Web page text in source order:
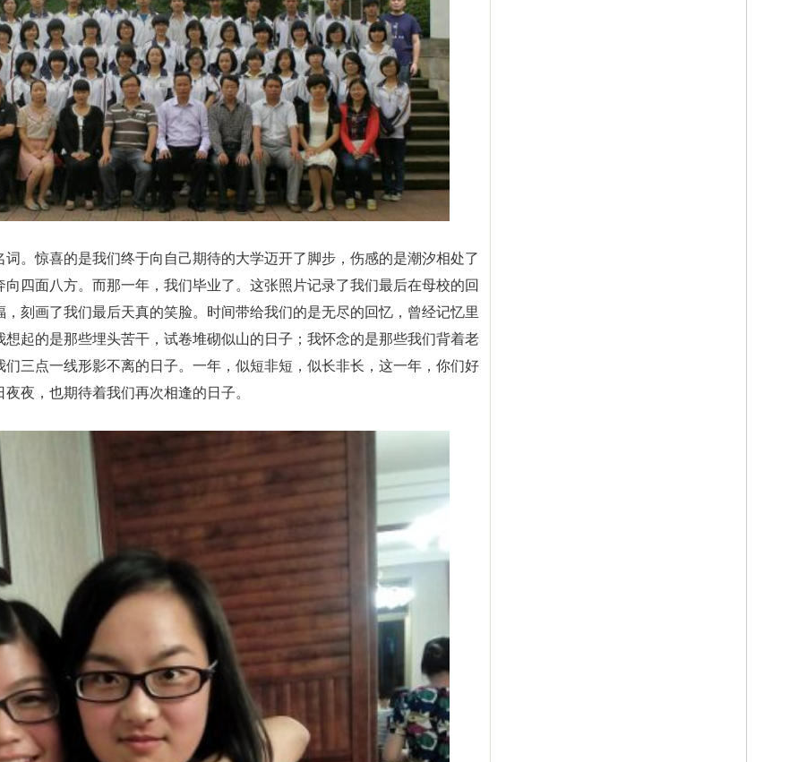
。惊喜的是我们终于向自己期待的大学迈开了脚步，伤感的是潮汐相处了
四面八方。而那一年，我们毕业了。这张照片记录了我们最后在母校的回
刻画了我们最后天真的笑脸。时间带给我们的是无尽的回忆，曾经记忆里
起的是那些埋头苦干，试卷堆砌似山的日子；我怀念的是那些我们背着老
三点一线形影不离的日子。一年，似短非短，似长非长，这一年，你们好
夜，也期待着我们再次相逢的日子。